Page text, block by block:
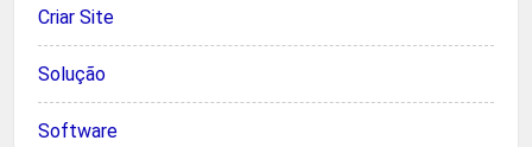
Criar Site
Solução
Software